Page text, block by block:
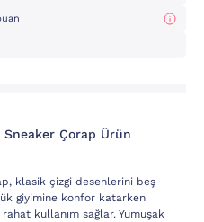
Çorap Ürün
klasik çizgi desenlerini beş
giyimine konfor katarken
kullanım sağlar. Yumuşak